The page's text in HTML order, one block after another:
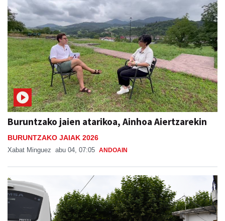
Buruntzako jaien atarikoa, Ainhoa Aiertzarekin
BURUNTZAKO JAIAK 2026
Xabat Minguez abu 04, 07:05 ANDOAIN